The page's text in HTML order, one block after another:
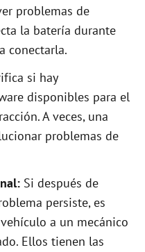
problemas de
la batería durante
conectarla.
si hay
disponibles para el
A veces, una
problemas de
Si después de
persiste, es
a un mecánico
Ellos tienen las